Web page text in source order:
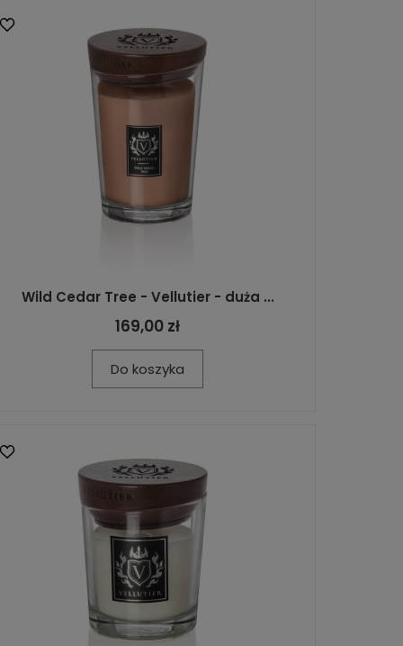
Wild Cedar Tree - Vellutier - duża ...
169,00 zł
Do koszyka